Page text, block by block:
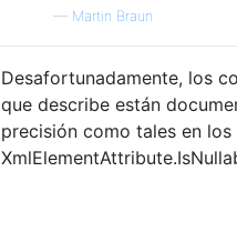
public override
return (
if ( i_other ==
return false;
return _value.
— Martin Braun
Desafortunadamente, los
que describe están
precisión como tales en